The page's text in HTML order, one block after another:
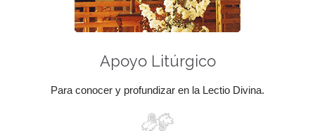
Apoyo Litúrgico
Para conocer y profundizar en la Lectio Divina.